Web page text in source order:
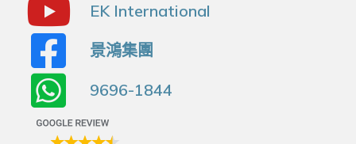
EK International
景鴻集團
9696-1844